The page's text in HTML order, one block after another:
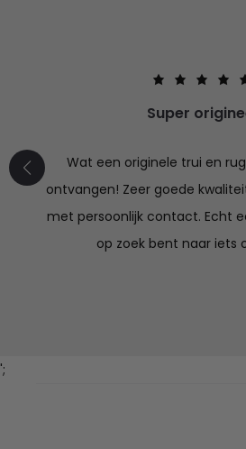
Super
Wat een originele trui en
ontvangen! Zeer goede
met persoonlijk contact. Echt
op zoek bent naar iets
';